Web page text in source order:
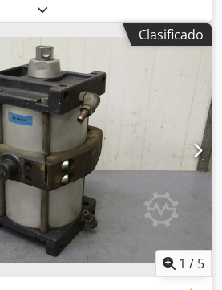
Atlas Copco, cilindro normalizado
E R Aefx Aamek -Carrera: 200 mm
mm -Dimensiones: 330/280/A510
Clasificado
1 / 5